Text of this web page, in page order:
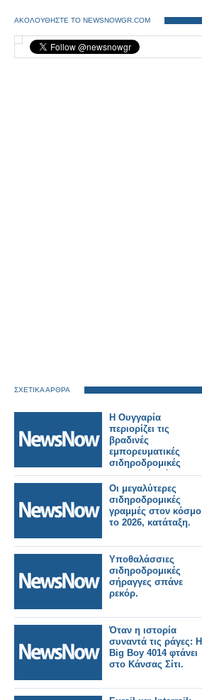
ΑΚΟΛΟΥΘΗΣΤΕ ΤΟ NEWSNOWGR.COM
ΣΧΕΤΙΚΑ ΑΡΘΡΑ
Η Ουγγαρία
περιορίζει τις
βραδινές
εμπορευματικές
σιδηροδρομικές
μεταφορές λόγω
καύσωνα.
Οι μεγαλύτερες
σιδηροδρομικές
γραμμές στον κόσμο
το 2026, κατάταξη.
Υποθαλάσσιες
σιδηροδρομικές
σήραγγες σπάνε
ρεκόρ.
Όταν η ιστορία
συναντά τις ράγες: Η
Big Boy 4014 φτάνει
στο Κάνσας Σίτι.